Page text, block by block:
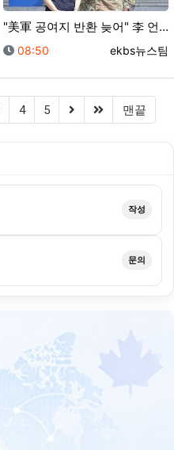
"美軍 공여지 반환 늦어" 李 언급 이튿날…美 대사, …
등록일
08:50 등록자
ekbs뉴스팀
4 5 (next)(last)맨끝
작성
문의